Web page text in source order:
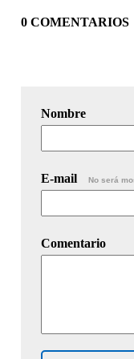
0 COMENTARIOS
Nombre
E-mail No será
Comentario